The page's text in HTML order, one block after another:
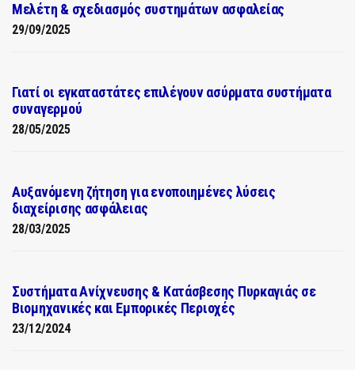
Μελέτη & σχεδιασμός συστημάτων ασφαλείας
29/09/2025
Γιατί οι εγκαταστάτες επιλέγουν ασύρματα συστήματα
συναγερμού
28/05/2025
Αυξανόμενη ζήτηση για ενοποιημένες λύσεις
διαχείρισης ασφάλειας
28/03/2025
Συστήματα Ανίχνευσης & Κατάσβεσης Πυρκαγιάς σε
Βιομηχανικές και Εμπορικές Περιοχές
23/12/2024